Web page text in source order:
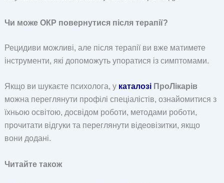
Чи може ОКР повернутися після терапії?
Рецидиви можливі, але після терапії ви вже матимете
інструменти, які допоможуть упоратися із симптомами.
Якщо ви шукаєте психолога, у каталозі ПроЛікарів
можна переглянути профілі спеціалістів, ознайомитися з
їхньою освітою, досвідом роботи, методами роботи,
прочитати відгуки та переглянути відеовізитки, якщо
вони додані.
Читайте також